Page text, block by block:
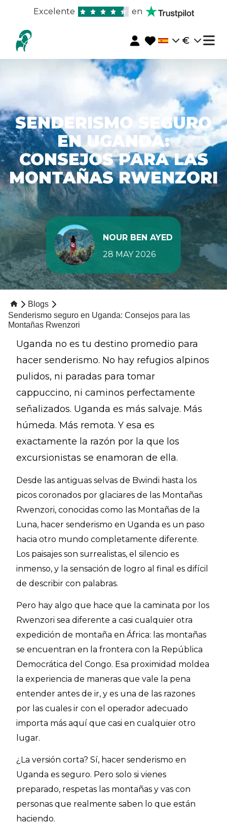
Excelente en
€
SENDERISMO SEGURO
EN UGANDA:
CONSEJOS PARA LAS
MONTAÑAS RWENZORI
NOUR BEN AYED
28 MAY 2026
Blogs
Senderismo seguro en Uganda: Consejos para las
Montañas Rwenzori
Uganda no es tu destino promedio para
hacer senderismo. No hay refugios alpinos
pulidos, ni paradas para tomar
cappuccino, ni caminos perfectamente
señalizados. Uganda es más salvaje. Más
húmeda. Más remota. Y esa es
exactamente la razón por la que los
excursionistas se enamoran de ella.
Desde las antiguas selvas de Bwindi hasta los
picos coronados por glaciares de las Montañas
Rwenzori, conocidas como las Montañas de la
Luna, hacer senderismo en Uganda es un paso
hacia otro mundo completamente diferente.
Los paisajes son surrealistas, el silencio es
inmenso, y la sensación de logro al final es difícil
de describir con palabras.
Pero hay algo que hace que la caminata por los
Rwenzori sea diferente a casi cualquier otra
expedición de montaña en África: las montañas
se encuentran en la frontera con la República
Democrática del Congo. Esa proximidad moldea
la experiencia de maneras que vale la pena
entender antes de ir, y es una de las razones
por las cuales ir con el operador adecuado
importa más aquí que casi en cualquier otro
lugar.
¿La versión corta? Sí, hacer senderismo en
Uganda es seguro. Pero solo si vienes
preparado, respetas las montañas y vas con
personas que realmente saben lo que están
haciendo.